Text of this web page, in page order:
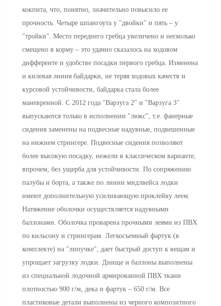
кокпита, что, понятно, значительно повысило ее
прочность. Четыре шпангоута у "двойки" и пять – у
"тройки". Место переднего гребца увеличено и несколько
смещено в корму – это удачно сказалось на ходовом
дифференте и удобстве посадки первого гребца. Изменена
и килевая линия байдарки, не теряя ходовых качеств и
курсовой устойчивости, байдарка стала более
маневренной. С 2012 года "Варзуга 2" и "Варзуга 3"
выпускаются только в исполнении "люкс", т.е. фанерные
сидения заменены на подвесные надувные, подвешенные
на нижнем стрингере. Подвесные сидения позволяют
более высокую посадку, нежели в классическом варианте,
впрочем, без ущерба для устойчивости. По сопряжению
палубы и борта, а также по линии мидлвейса лодки
имеют дополнительную усиливающую проклейку леем.
Натяжение оболочки осуществляется надувными
баллонами. Оболочка проварена прочными леями из ПВХ
по кильсону и стрингерам. Легкосъемный фартук (в
комплекте) на "липучке", дает быстрый доступ к вещам и
упрощает загрузку лодки. Днище и баллоны выполнены
из специальной лодочной армированной ПВХ ткани
плотностью 900 г/м, дека и фартук – 650 г/м. Все
пластиковые детали выполнены из черного композитного